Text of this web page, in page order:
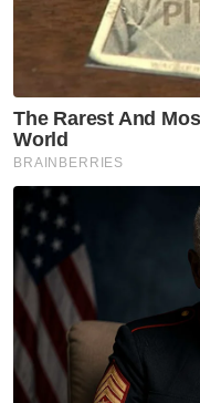
Anak Degil
Balai Polis
Global